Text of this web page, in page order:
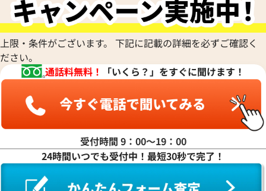
チェヴィータ ダイヤ
電池式 ホワイト
ロンジン K18YG 電池式 ブラ
参考買取価格
上限・条件がございます。 下記に記載の詳細を必ずご確認く
ださい。
通話料無料！
「いくら？」をすぐに聞けます！
受付時間 9：00〜19：00
24時間いつでも受付中！最短30秒で完了！